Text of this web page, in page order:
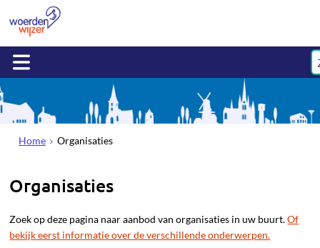
Home Organisaties
Organisaties
Zoek op deze pagina naar aanbod van organisaties in uw buurt.Of
bekijk eerst informatie over de verschillende onderwerpen.